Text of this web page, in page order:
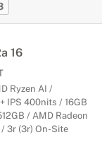
16
Ryzen AI /
IPS 400nits / 16GB
/ AMD Radeon
/ 3r (3r) On-Site